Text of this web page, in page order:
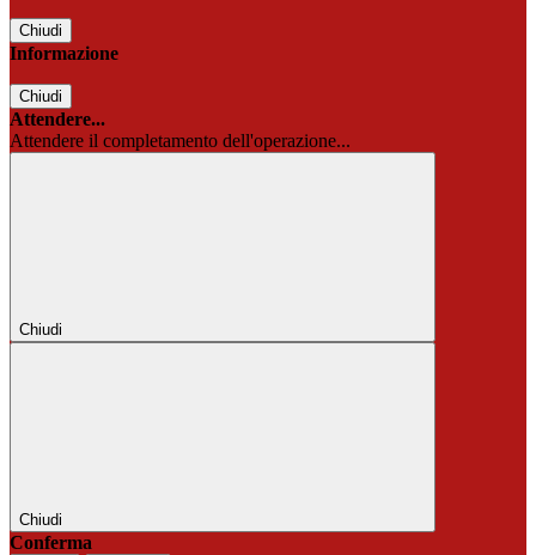
Chiudi
Informazione
Chiudi
Attendere...
Attendere il completamento dell'operazione...
Chiudi
Chiudi
Conferma